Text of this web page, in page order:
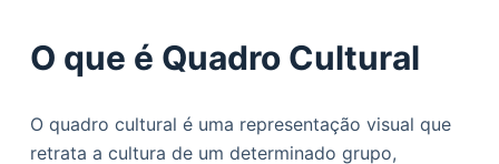
o
n
O que é Quadro Cultural
O quadro cultural é uma representação visual que
retrata a cultura de um determinado grupo,